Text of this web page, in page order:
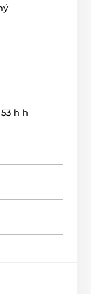
h h